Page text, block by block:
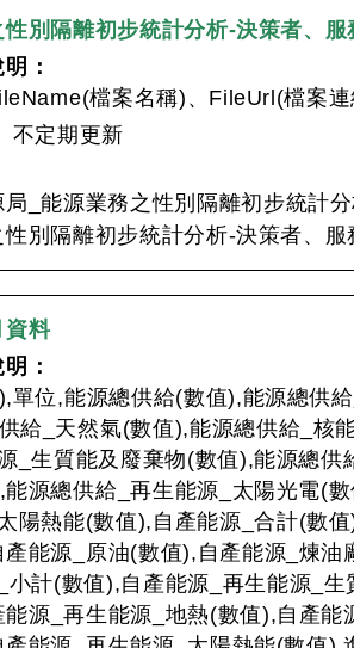
別隔離初步統計分析-決策者、
：
檔案名稱)、FileUrl(檔案
不定期更新
_能源業務之性別隔離初步統計
性別隔離初步統計分析-決策者、
資料
：
單位,能源總供給(數值),能源總供
給_天然氣(數值),能源總供給_核
_生質能及廢棄物(數值),能源總供
源總供給_再生能源_太陽光電(
陽熱能(數值),自產能源_合計(數
能源_原油(數值),自產能源_煉
_小計(數值),自產能源_再生能源_
能源_再生能源_地熱(數值),自產